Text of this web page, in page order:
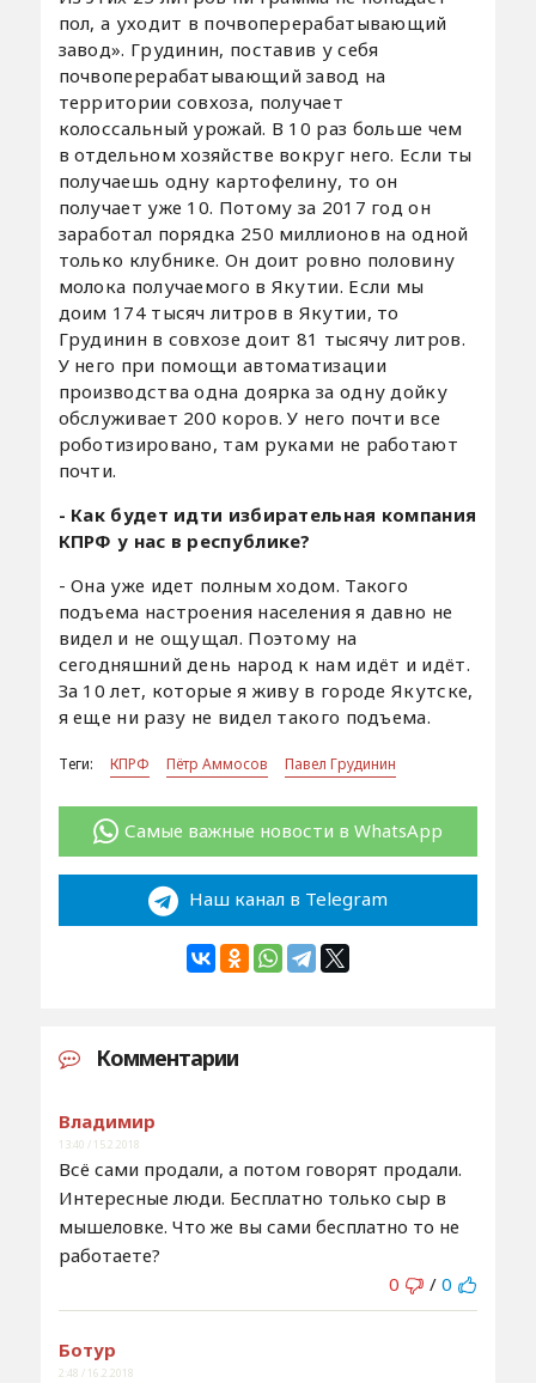
пол, а уходит в почвоперерабатывающий
завод». Грудинин, поставив у себя
почвоперерабатывающий завод на
территории совхоза, получает
колоссальный урожай. В 10 раз больше чем
в отдельном хозяйстве вокруг него. Если ты
получаешь одну картофелину, то он
получает уже 10. Потому за 2017 год он
заработал порядка 250 миллионов на одной
только клубнике. Он доит ровно половину
молока получаемого в Якутии. Если мы
доим 174 тысяч литров в Якутии, то
Грудинин в совхозе доит 81 тысячу литров.
У него при помощи автоматизации
производства одна доярка за одну дойку
обслуживает 200 коров. У него почти все
роботизировано, там руками не работают
почти.
- Как будет идти избирательная компания
КПРФ у нас в республике?
- Она уже идет полным ходом. Такого
подъема настроения населения я давно не
видел и не ощущал. Поэтому на
сегодняшний день народ к нам идёт и идёт.
За 10 лет, которые я живу в городе Якутске,
я еще ни разу не видел такого подъема.
Теги: КПРФ Пётр Аммосов Павел Грудинин
Самые важные новости в WhatsApp
Наш канал в Telegram
Комментарии
Владимир
13:40 / 15.2.2018
Всё сами продали, а потом говорят продали.
Интересные люди. Бесплатно только сыр в
мышеловке. Что же вы сами бесплатно то не
работаете?
0
/ 0
Ботур
2:48 / 16.2.2018